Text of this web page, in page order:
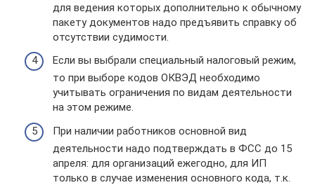
для ведения которых дополнительно к обычному
пакету документов надо предъявить справку об
отсутствии судимости.
Если вы выбрали специальный налоговый режим,
то при выборе кодов ОКВЭД необходимо
учитывать ограничения по видам деятельности
на этом режиме.
При наличии работников основной вид
деятельности надо подтверждать в ФСС до 15
апреля: для организаций ежегодно, для ИП
только в случае изменения основного кода, т.к.